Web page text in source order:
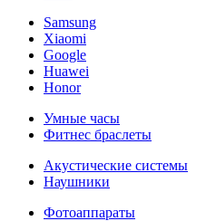
Samsung
Xiaomi
Google
Huawei
Honor
Умные часы
Фитнес браслеты
Акустические системы
Наушники
Фотоаппараты